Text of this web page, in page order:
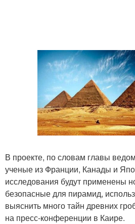
В проекте, по словам главы
ученые из Франции, Канады и
исследования будут применены
безопасные для пирамид,
выяснить много тайн древних
на пресс-конференции в Каире.